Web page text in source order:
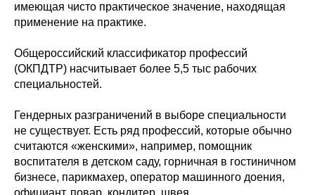
имеющая чисто практическое значение, находящая
применение на практике.
Общероссийский классификатор профессий
(ОКПДТР) насчитывает более 5,5 тыс рабочих
специальностей.
Гендерных разграничений в выборе специальности
не существует. Есть ряд профессий, которые обычно
считаются «женскими», например, помощник
воспитателя в детском саду, горничная в гостиничном
бизнесе, парикмахер, оператор машинного доения,
официант, повар, кондитер, швея.